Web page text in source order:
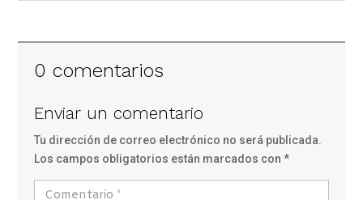
0 comentarios
Enviar un comentario
Tu dirección de correo electrónico no será publicada.
Los campos obligatorios están marcados con*